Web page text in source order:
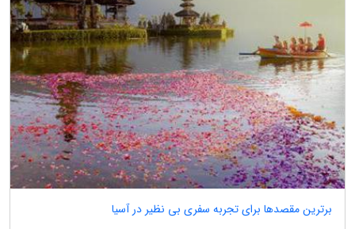
برترین مقصدها برای تجربه سفری بی نظیر در آسیا